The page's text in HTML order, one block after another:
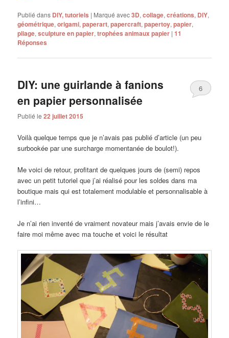
Publié dans DIY, tutoriels | Marqué avec3D,collage,créations, DIY,
géométrique,origami,paperart,papercraft,papertoy,papier,
pliage,sculpture en papier,trophées animaux papier |11
Réponses
DIY: une guirlande à fanions
en papier personnalisée
Publié le22 juillet 2015
6
Voilà quelque temps que je n’avais pas publié d’article (un peu
surbookée par une surcharge momentanée de boulot!).
Me voici de retour, profitant de quelques jours de (semi) repos
avec un petit tutoriel que j’ai réalisé pour les soldes dans ma
boutique mais qui est totalement modulable et personnalisable à
l’infini…
Je n’ai rien inventé de vraiment novateur mais j’avais envie de le
faire moi même avec ma touche et voici le résultat